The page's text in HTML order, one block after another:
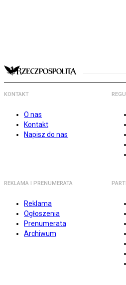
KONTAKT
O nas
Kontakt
Napisz do nas
REKLAMA I PRENUMERATA
Reklama
Ogłoszenia
Prenumerata
Archiwum